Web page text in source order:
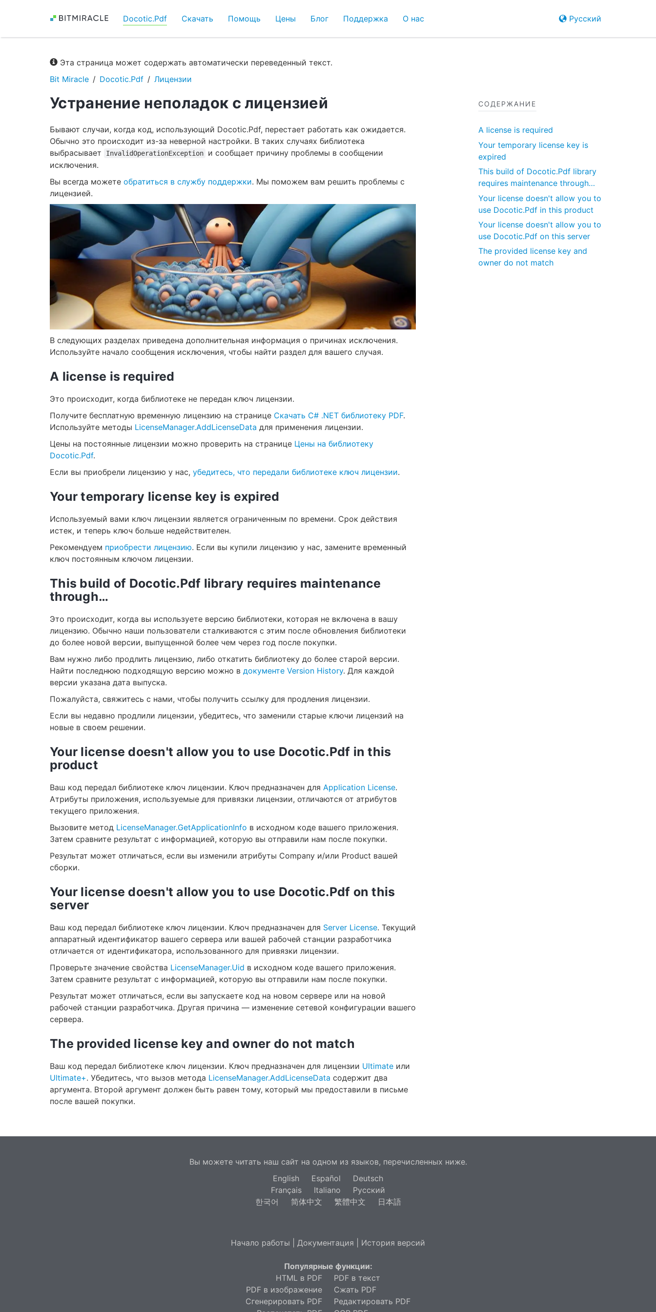
Русский
Docotic.Pdf Скачать Помощь Цены Блог Поддержка О нас
Эта страница может содержать автоматически переведенный текст.
Bit Miracle
Docotic.Pdf Лицензии
Устранение неполадок с лицензией
Бывают случаи, когда код, использующий Docotic.Pdf, перестает работать как ожидается.
Обычно это происходит из-за неверной настройки. В таких случаях библиотека
выбрасывает
InvalidOperationException
и сообщает причину проблемы в сообщении
исключения.
Вы всегда можете обратиться в службу поддержки. Мы поможем вам решить проблемы с
лицензией.
В следующих разделах приведена дополнительная информация о причинах исключения.
Используйте начало сообщения исключения, чтобы найти раздел для вашего случая.
A license is required
Это происходит, когда библиотеке не передан ключ лицензии.
Получите бесплатную временную лицензию на странице Скачать C# .NET библиотеку PDF.
Используйте методы LicenseManager.AddLicenseData для применения лицензии.
Цены на постоянные лицензии можно проверить на странице Цены на библиотеку
Docotic.Pdf.
Если вы приобрели лицензию у нас, убедитесь, что передали библиотеке ключ лицензии.
Your temporary license key is expired
Используемый вами ключ лицензии является ограниченным по времени. Срок действия
истек, и теперь ключ больше недействителен.
Рекомендуем приобрести лицензию. Если вы купили лицензию у нас, замените временный
ключ постоянным ключом лицензии.
This build of Docotic.Pdf library requires maintenance
through…
Это происходит, когда вы используете версию библиотеки, которая не включена в вашу
лицензию. Обычно наши пользователи сталкиваются с этим после обновления библиотеки
до более новой версии, выпущенной более чем через год после покупки.
Вам нужно либо продлить лицензию, либо откатить библиотеку до более старой версии.
Найти последнюю подходящую версию можно в документе Version History. Для каждой
версии указана дата выпуска.
Пожалуйста, свяжитесь с нами, чтобы получить ссылку для продления лицензии.
Если вы недавно продлили лицензии, убедитесь, что заменили старые ключи лицензий на
новые в своем решении.
Your license doesn't allow you to use Docotic.Pdf in this
product
Ваш код передал библиотеке ключ лицензии. Ключ предназначен для Application License.
Атрибуты приложения, используемые для привязки лицензии, отличаются от атрибутов
текущего приложения.
Вызовите метод LicenseManager.GetApplicationInfo в исходном коде вашего приложения.
Затем сравните результат с информацией, которую вы отправили нам после покупки.
Результат может отличаться, если вы изменили атрибуты Company и/или Product вашей
сборки.
Your license doesn't allow you to use Docotic.Pdf on this
server
Ваш код передал библиотеке ключ лицензии. Ключ предназначен для Server License. Текущий
аппаратный идентификатор вашего сервера или вашей рабочей станции разработчика
отличается от идентификатора, использованного для привязки лицензии.
Проверьте значение свойства LicenseManager.Uid в исходном коде вашего приложения.
Затем сравните результат с информацией, которую вы отправили нам после покупки.
Результат может отличаться, если вы запускаете код на новом сервере или на новой
рабочей станции разработчика. Другая причина — изменение сетевой конфигурации вашего
сервера.
The provided license key and owner do not match
Ваш код передал библиотеке ключ лицензии. Ключ предназначен для лицензии Ultimate или
Ultimate+. Убедитесь, что вызов метода LicenseManager.AddLicenseData содержит два
аргумента. Второй аргумент должен быть равен тому, который мы предоставили в письме
после вашей покупки.
СОДЕРЖАНИЕ
A license is required
Your temporary license key is
expired
This build of Docotic.Pdf library
requires maintenance through…
Your license doesn't allow you to
use Docotic.Pdf in this product
Your license doesn't allow you to
use Docotic.Pdf on this server
The provided license key and
owner do not match
Вы можете читать наш сайт на одном из языков, перечисленных ниже.
English
Español
Deutsch
Français
Italiano
Русский
한국어
简体中文 繁體中文 日本語
Начало работы Документация История версий
Популярные функции:
HTML в PDF
PDF в изображение
Сгенерировать PDF
PDF в текст
Сжать PDF
Редактировать PDF